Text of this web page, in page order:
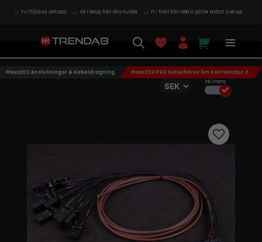
Fullfjädrad verkstad 4,8 i betyg från våra kunder Fri frakt från 1995 kr gäller endast Sverige
Inkl.moms
MaxxECU Anslutningar & Kabeldragning MaxxECU PRO Kabelhärva 3m Kontaktdon 2